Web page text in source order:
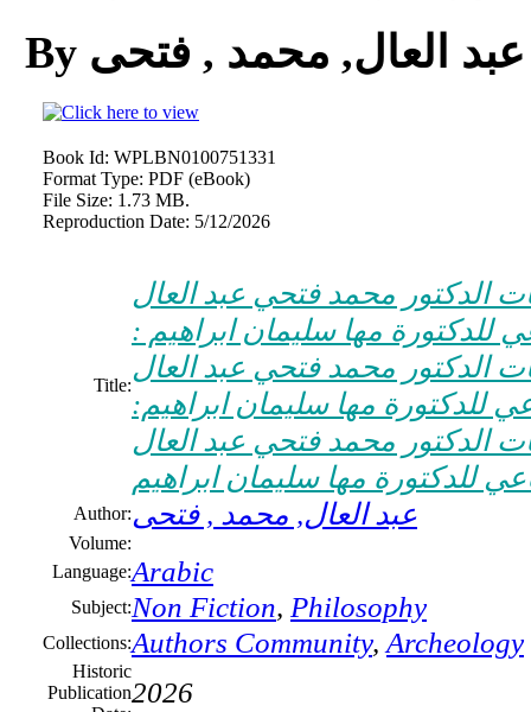
By عبد العال, محمد , فتحى
Book Id: WPLBN0100751331
Format Type: PDF (eBook)
File Size: 1.73 MB.
Reproduction Date: 5/12/2026
Title:
الدكتور محمد فتحي عبد العال
للدكتورة مها سليمان ابراهيم :
الدكتور محمد فتحي عبد العال
للدكتورة مها سليمان ابراهيم:
الدكتور محمد فتحي عبد العال
للدكتورة مها سليمان ابراهيم
Author:عبد العال, محمد , فتحى
Volume:
Language:Arabic
Subject:Non Fiction, Philosophy
Collections:Authors Community, Archeology
Historic
Publication2026